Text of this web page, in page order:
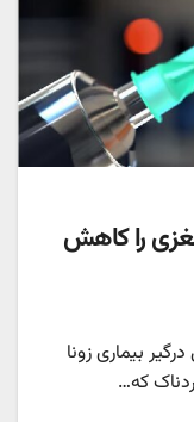
را کاهش
زیادی از افراد بالای ۵۰ سال درگیر بیماری زونا
که…